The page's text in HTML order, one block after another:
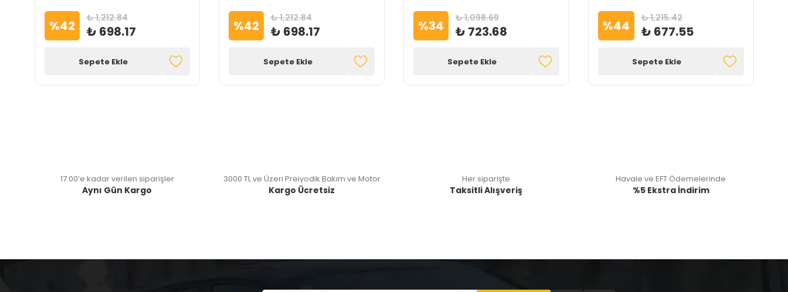
%42 ₺ 1,212.84
₺ 698.17
Sepete Ekle
%42 ₺ 1,212.84
₺ 698.17
Sepete Ekle
%34 ₺ 1,098.69
₺ 723.68
Sepete Ekle
%44 ₺ 1,215.42
₺ 677.55
Sepete Ekle
17:00’e kadar verilen siparişler
Aynı Gün Kargo
3000 TL ve Üzeri Preiyodik Bakım ve Motor
Kargo Ücretsiz
Her siparişte
Taksitli Alışveriş
Havale ve EFT Ödemelerinde
%5 Ekstra İndirim